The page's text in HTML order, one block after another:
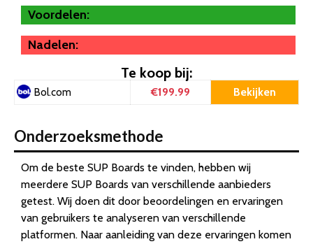
Voordelen:
Nadelen:
Te koop bij:
Bol.com €199.99 Bekijken
Onderzoeksmethode
Om de beste SUP Boards te vinden, hebben wij
meerdere SUP Boards van verschillende aanbieders
getest. Wij doen dit door beoordelingen en ervaringen
van gebruikers te analyseren van verschillende
platformen. Naar aanleiding van deze ervaringen komen